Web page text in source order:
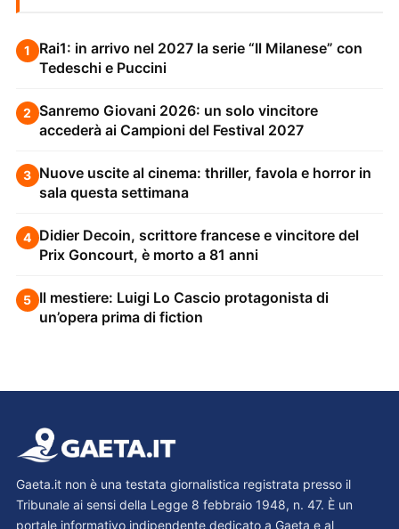
1
Rai1: in arrivo nel 2027 la serie “Il Milanese” con
Tedeschi e Puccini
2 Sanremo Giovani 2026: un solo vincitore
accederà ai Campioni del Festival 2027
3 Nuove uscite al cinema: thriller, favola e horror in
sala questa settimana
4 Didier Decoin, scrittore francese e vincitore del
Prix Goncourt, è morto a 81 anni
5 Il mestiere: Luigi Lo Cascio protagonista di
un’opera prima di fiction
Gaeta.it non è una testata giornalistica registrata presso il
Tribunale ai sensi della Legge 8 febbraio 1948, n. 47. È un
portale informativo indipendente dedicato a Gaeta e al